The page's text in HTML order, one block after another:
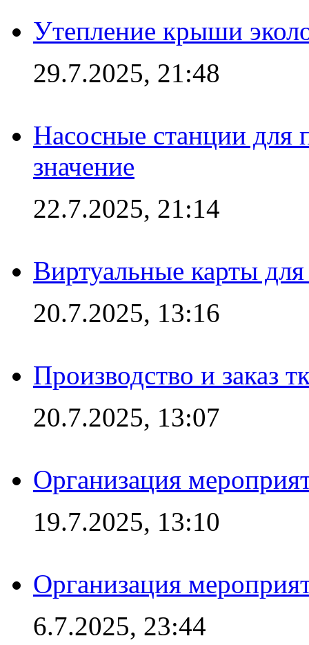
Утепление крыши
29.7.2025, 21:48
Насосные станции для
значение
22.7.2025, 21:14
Виртуальные карты
20.7.2025, 13:16
Производство и заказ
20.7.2025, 13:07
Организация
19.7.2025, 13:10
Организация
6.7.2025, 23:44